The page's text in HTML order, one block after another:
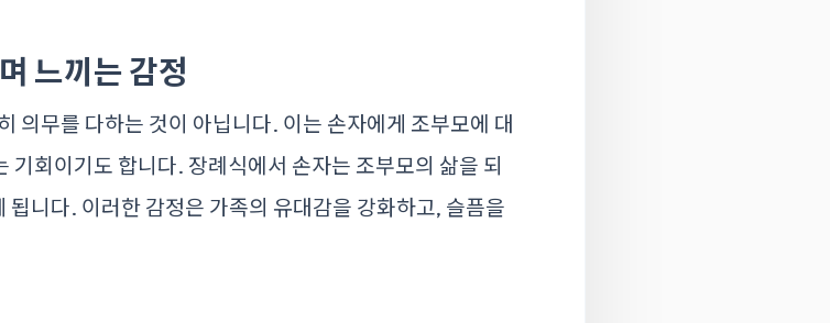
느끼는 감정
의무를 다하는 것이 아닙니다. 이는 손자에게 조부모에 대
기회이기도 합니다. 장례식에서 손자는 조부모의 삶을 되
니다. 이러한 감정은 가족의 유대감을 강화하고, 슬픔을